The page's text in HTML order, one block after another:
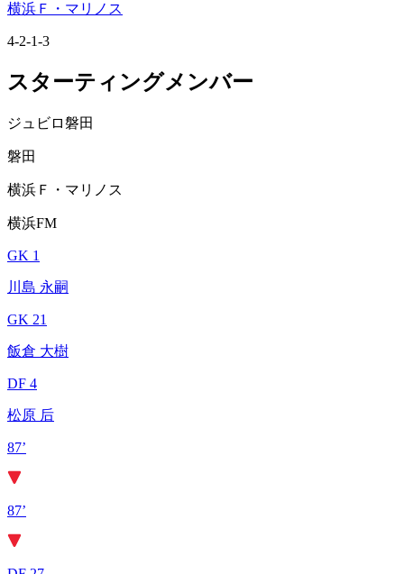
横浜Ｆ・マリノス
4-2-1-3
スターティングメンバー
ジュビロ磐田
磐田
横浜Ｆ・マリノス
横浜FM
GK 1
川島 永嗣
GK 21
飯倉 大樹
DF 4
松原 后
87’
87’